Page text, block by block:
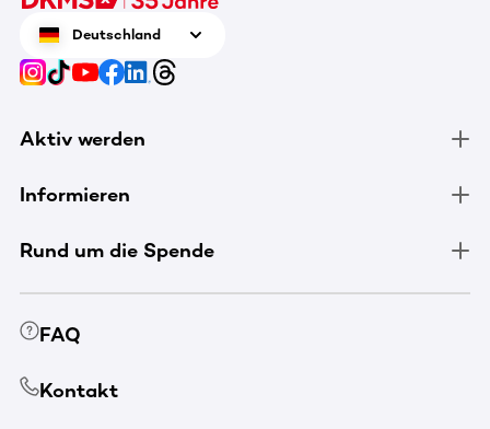
Deutschland
Aktiv werden
Informieren
Rund um die Spende
FAQ
Kontakt